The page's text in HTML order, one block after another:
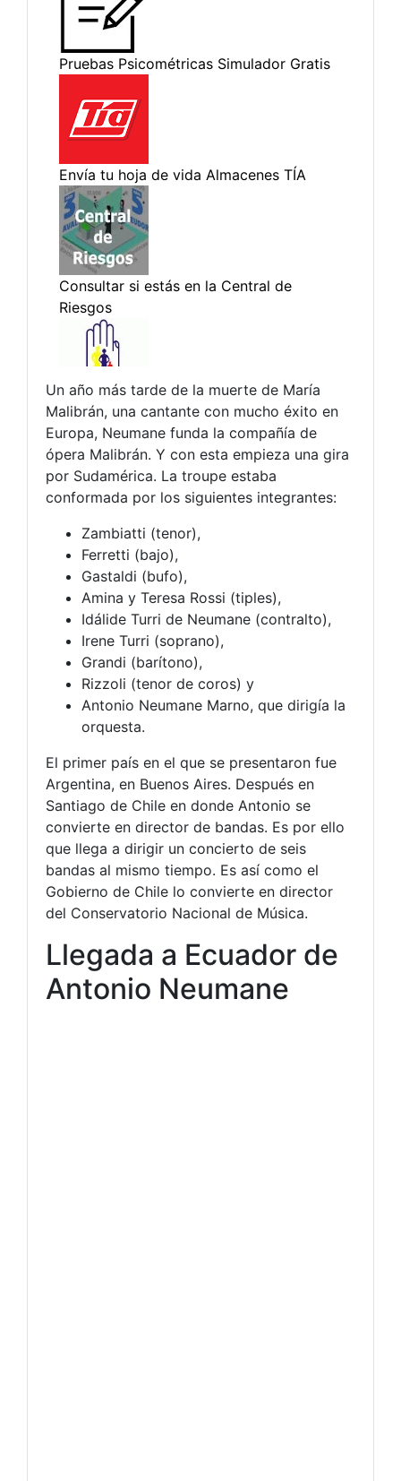
Un año más tarde de la muerte de María
Malibrán, una cantante con mucho éxito en
Europa, Neumane funda la compañía de
ópera Malibrán. Y con esta empieza una gira
por Sudamérica. La troupe estaba
conformada por los siguientes integrantes:
Zambiatti (tenor),
Ferretti (bajo),
Gastaldi (bufo),
Amina y Teresa Rossi (tiples),
Idálide Turri de Neumane (contralto),
Irene Turri (soprano),
Grandi (barítono),
Rizzoli (tenor de coros) y
Antonio Neumane Marno, que dirigía la
orquesta.
El primer país en el que se presentaron fue
Argentina, en Buenos Aires. Después en
Santiago de Chile en donde Antonio se
convierte en director de bandas. Es por ello
que llega a dirigir un concierto de seis
bandas al mismo tiempo. Es así como el
Gobierno de Chile lo convierte en director
del Conservatorio Nacional de Música.
Llegada a Ecuador de
Antonio Neumane